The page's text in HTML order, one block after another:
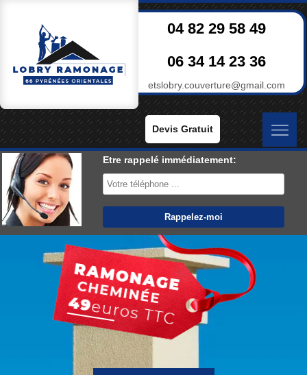
04 82 29 58 49
06 34 14 23 36
etslobry.couverture@gmail.com
Devis Gratuit
Etre rappelé immédiatement: